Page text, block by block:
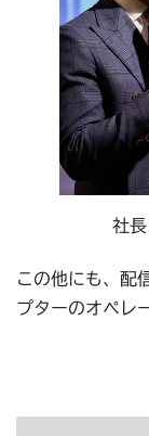
社
この他にも、配
プターのオペレ